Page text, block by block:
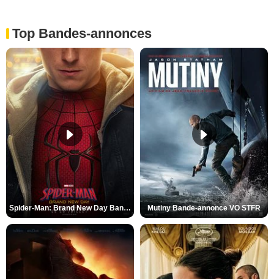
Top Bandes-annonces
Spider-Man: Brand New Day Bande-annonce VO STFR Mutiny Bande-annonce VO STFR